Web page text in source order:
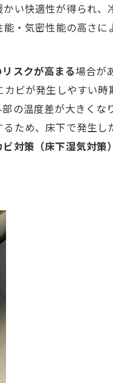
い快適性が得られ、
・気密性能の高さに
スクが高まる場合が
ビが発生しやすい時
の温度差が大きくな
ため、床下で発生し
対策（床下湿気対策